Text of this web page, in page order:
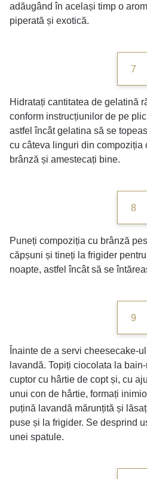
adăugând în același timp o
piperată și exotică.
7
Hidratați cantitatea de gelatină
conform instrucțiunilor de pe
astfel încât gelatina să se
cu câteva linguri din compoziția
brânză și amestecați bine.
8
Puneți compoziția cu brânză
căpșuni și tineți la frigider
noapte, astfel încât să se
9
Înainte de a servi cheesecake-
lavandă. Topiți ciocolata la
cuptor cu hârtie de copt și, cu
unui con de hârtie, formați
puțină lavandă mărunțită și
puse și la frigider. Se desprind
unei spatule.